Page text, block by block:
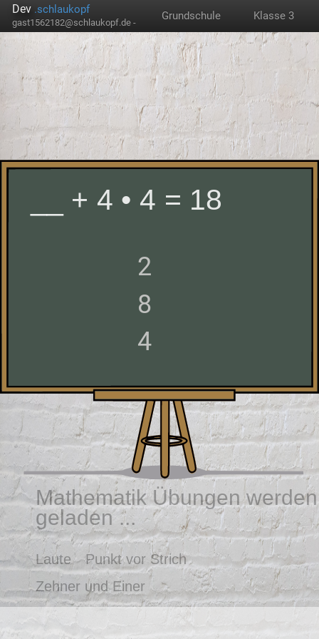
Dev .schlaukopf
gast1562182@schlaukopf.de -
Grundschule Klasse 3
__ + 4 • 4 = 18
2
8
4
Mathematik Übungen werden
geladen ...
Laute
Punkt vor Strich
Zehner und Einer